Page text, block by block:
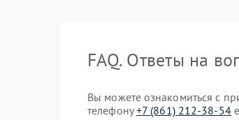
FAQ. Ответы на
Вы можете ознакомиться с
телефону+7 (861) 212-38-54